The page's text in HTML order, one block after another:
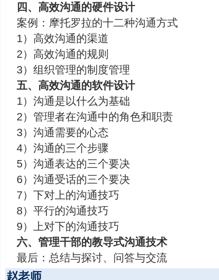
四、高效沟通的硬件设计
案例：摩托罗拉的十二种沟通方式
1）高效沟通的渠道
2）高效沟通的规则
3）组织管理的制度管理
五、高效沟通的软件设计
1）沟通是以什么为基础
2）管理者在沟通中的角色和职责
3）沟通需要的心态
4）沟通的三个步骤
5）沟通表达的三个要决
6）沟通受话的三个要决
7）下对上的沟通技巧
8）平行的沟通技巧
9）上对下的沟通技巧
六、管理干部的教导式沟通技术
最后：总结与探讨、问答与交流
赵老师